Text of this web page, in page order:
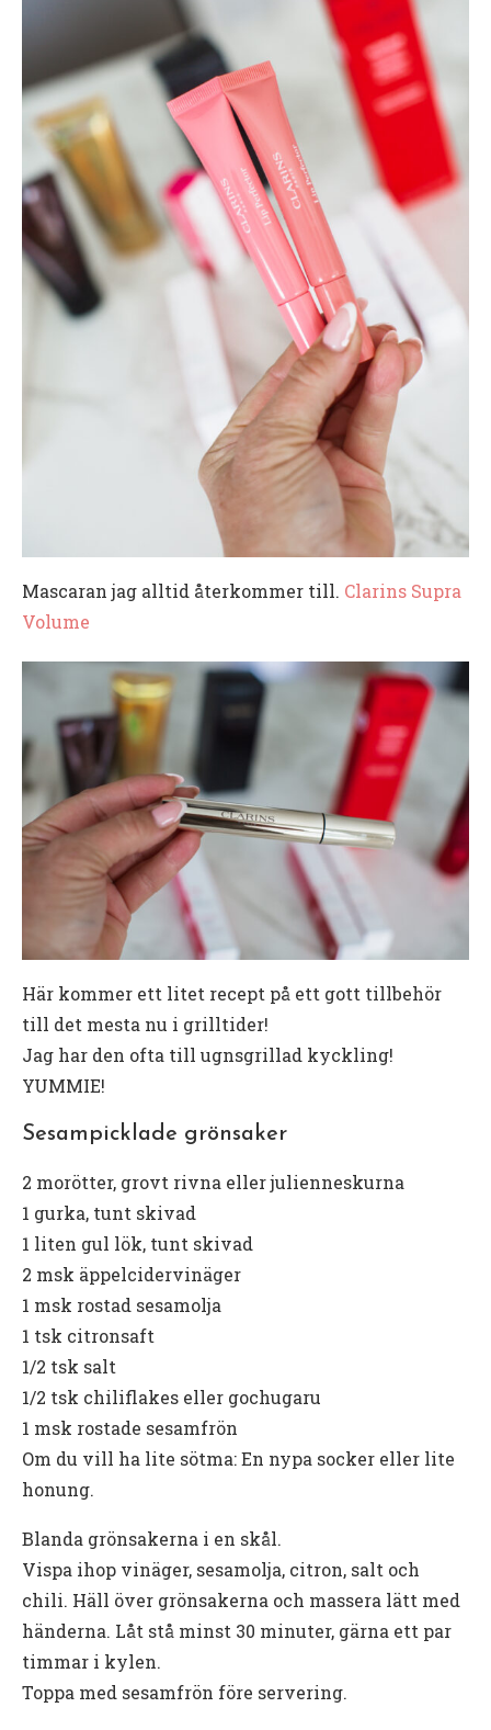
Mascaran jag alltid återkommer till. Clarins Supra
Volume
Här kommer ett litet recept på ett gott tillbehör
till det mesta nu i grilltider!
Jag har den ofta till ugnsgrillad kyckling!
YUMMIE!
Sesampicklade grönsaker
2 morötter, grovt rivna eller julienneskurna
1 gurka, tunt skivad
1 liten gul lök, tunt skivad
2 msk äppelcidervinäger
1 msk rostad sesamolja
1 tsk citronsaft
1/2 tsk salt
1/2 tsk chiliflakes eller gochugaru
1 msk rostade sesamfrön
Om du vill ha lite sötma: En nypa socker eller lite
honung.
Blanda grönsakerna i en skål.
Vispa ihop vinäger, sesamolja, citron, salt och
chili. Häll över grönsakerna och massera lätt med
händerna. Låt stå minst 30 minuter, gärna ett par
timmar i kylen.
Toppa med sesamfrön före servering.